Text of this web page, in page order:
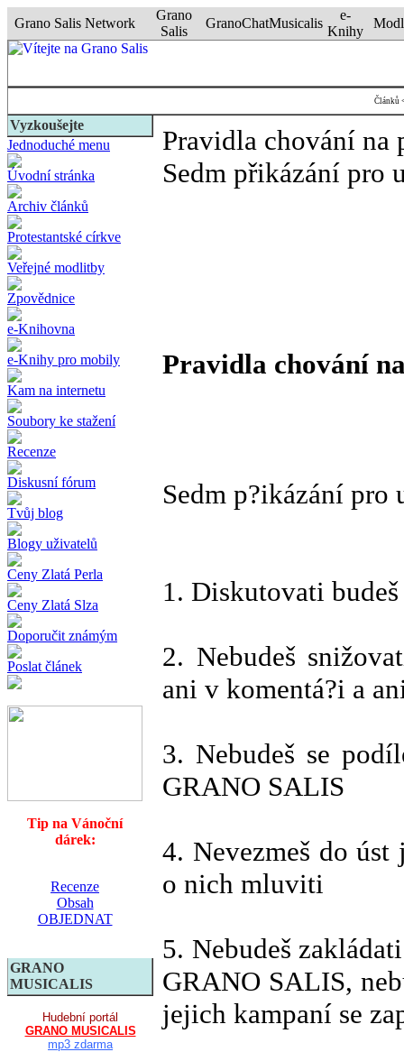
Grano Salis Network
Grano
Salis
GranoChatMusicalis
e-
Knihy
Článků
Vyzkoušejte
Jednoduché menu
Úvodní stránka
Archiv článků
Protestantské církve
Veřejné modlitby
Zpovědnice
e-Knihovna
e-Knihy pro mobily
Kam na internetu
Soubory ke stažení
Recenze
Diskusní fórum
Tvůj blog
Blogy uživatelů
Ceny Zlatá Perla
Ceny Zlatá Slza
Doporučit známým
Poslat článek
Tip na Vánoční
dárek:
Recenze
Obsah
OBJEDNAT
GRANO
MUSICALIS
Hudební portál
GRANO MUSICALIS
mp3 zdarma
Pravidla chování
Sedm přikázání pro
Pravidla chování
Sedm p?ikázání pro
1. Diskutovati budeš
2. Nebudeš
ani v komentá?i a
3. Nebudeš se
GRANO SALIS
4. Nevezmeš do úst
o nich mluviti
5. Nebudeš
GRANO SALIS,
jejich kampaní se